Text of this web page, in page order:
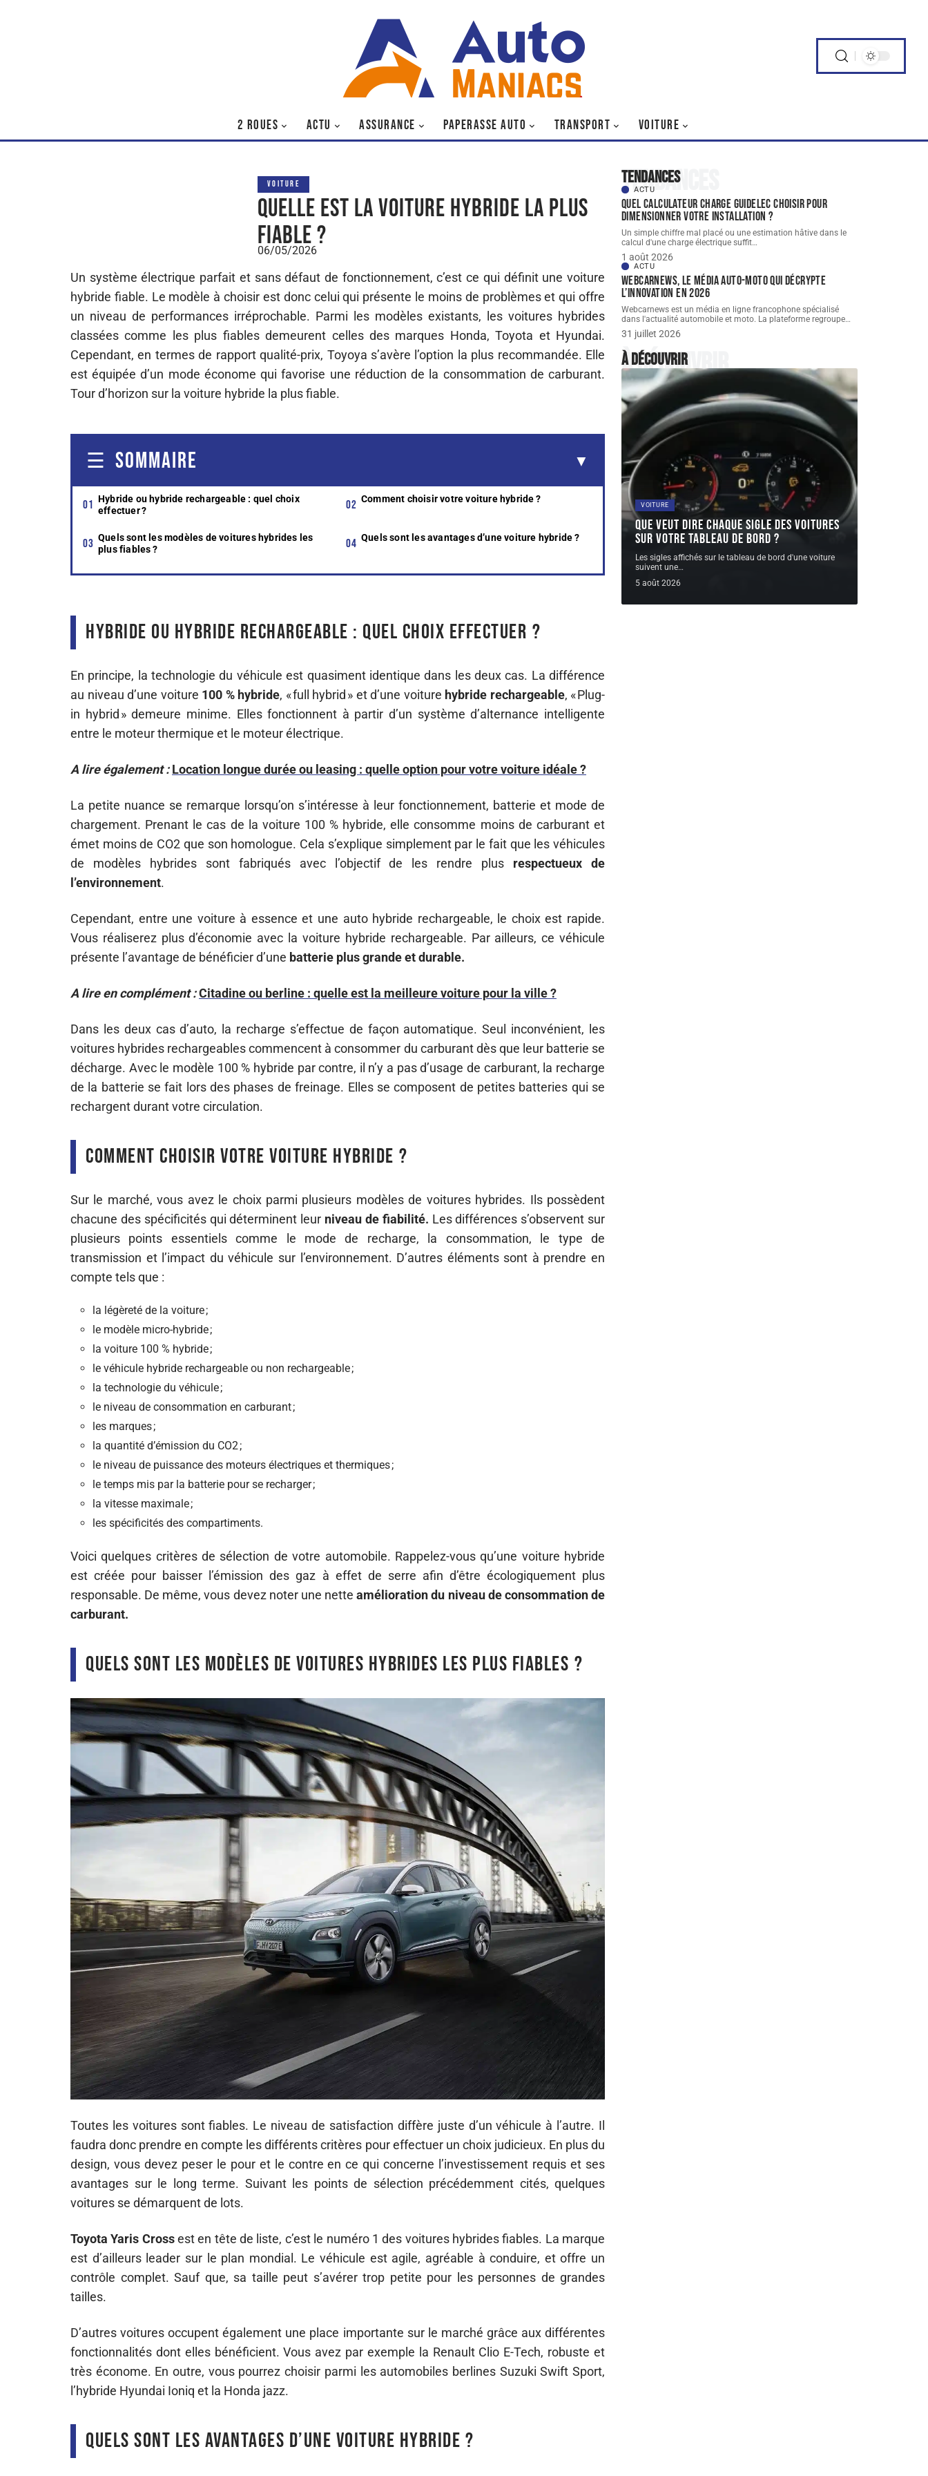
2 ROUES ACTU ASSURANCE PAPERASSE AUTO TRANSPORT VOITURE
VOITURE
Quelle est la voiture hybride la plus
fiable ?
06/05/2026
Un système électrique parfait et sans défaut de fonctionnement, c’est ce qui définit une voiture
hybride fiable. Le modèle à choisir est donc celui qui présente le moins de problèmes et qui offre
un niveau de performances irréprochable. Parmi les modèles existants, les voitures hybrides
classées comme les plus fiables demeurent celles des marques Honda, Toyota et Hyundai.
Cependant, en termes de rapport qualité-prix, Toyoya s’avère l’option la plus recommandée. Elle
est équipée d’un mode économe qui favorise une réduction de la consommation de carburant.
Tour d’horizon sur la voiture hybride la plus fiable.
SOMMAIRE
Hybride ou hybride rechargeable : quel choix
effectuer ?
Comment choisir votre voiture hybride ?
Quels sont les modèles de voitures hybrides les
plus fiables ?
Quels sont les avantages d’une voiture hybride ?
Hybride ou hybride rechargeable : quel choix effectuer ?
En principe, la technologie du véhicule est quasiment identique dans les deux cas. La différence
au niveau d’une voiture 100 % hybride, « full hybrid » et d’une voiture hybride rechargeable, « Plug-
in hybrid » demeure minime. Elles fonctionnent à partir d’un système d’alternance intelligente
entre le moteur thermique et le moteur électrique.
A lire également : Location longue durée ou leasing : quelle option pour votre voiture idéale ?
La petite nuance se remarque lorsqu’on s’intéresse à leur fonctionnement, batterie et mode de
chargement. Prenant le cas de la voiture 100 % hybride, elle consomme moins de carburant et
émet moins de CO2 que son homologue. Cela s’explique simplement par le fait que les véhicules
de modèles hybrides sont fabriqués avec l’objectif de les rendre plus respectueux de
l’environnement.
Cependant, entre une voiture à essence et une auto hybride rechargeable, le choix est rapide.
Vous réaliserez plus d’économie avec la voiture hybride rechargeable. Par ailleurs, ce véhicule
présente l’avantage de bénéficier d’une batterie plus grande et durable.
A lire en complément :Citadine ou berline : quelle est la meilleure voiture pour la ville ?
Dans les deux cas d’auto, la recharge s’effectue de façon automatique. Seul inconvénient, les
voitures hybrides rechargeables commencent à consommer du carburant dès que leur batterie se
décharge. Avec le modèle 100 % hybride par contre, il n’y a pas d’usage de carburant, la recharge
de la batterie se fait lors des phases de freinage. Elles se composent de petites batteries qui se
rechargent durant votre circulation.
Comment choisir votre voiture hybride ?
Sur le marché, vous avez le choix parmi plusieurs modèles de voitures hybrides. Ils possèdent
chacune des spécificités qui déterminent leur niveau de fiabilité. Les différences s’observent sur
plusieurs points essentiels comme le mode de recharge, la consommation, le type de
transmission et l’impact du véhicule sur l’environnement. D’autres éléments sont à prendre en
compte tels que :
la légèreté de la voiture ;
le modèle micro-hybride ;
la voiture 100 % hybride ;
le véhicule hybride rechargeable ou non rechargeable ;
la technologie du véhicule ;
le niveau de consommation en carburant ;
les marques ;
la quantité d’émission du CO2 ;
le niveau de puissance des moteurs électriques et thermiques ;
le temps mis par la batterie pour se recharger ;
la vitesse maximale ;
les spécificités des compartiments.
Voici quelques critères de sélection de votre automobile. Rappelez-vous qu’une voiture hybride
est créée pour baisser l’émission des gaz à effet de serre afin d’être écologiquement plus
responsable. De même, vous devez noter une netteamélioration du niveau de consommation de
carburant.
Quels sont les modèles de voitures hybrides les plus fiables ?
Toutes les voitures sont fiables. Le niveau de satisfaction diffère juste d’un véhicule à l’autre. Il
faudra donc prendre en compte les différents critères pour effectuer un choix judicieux. En plus du
design, vous devez peser le pour et le contre en ce qui concerne l’investissement requis et ses
avantages sur le long terme. Suivant les points de sélection précédemment cités, quelques
voitures se démarquent de lots.
Toyota Yaris Crossest en tête de liste, c’est le numéro 1 des voitures hybrides fiables. La marque
est d’ailleurs leader sur le plan mondial. Le véhicule est agile, agréable à conduire, et offre un
contrôle complet. Sauf que, sa taille peut s’avérer trop petite pour les personnes de grandes
tailles.
D’autres voitures occupent également une place importante sur le marché grâce aux différentes
fonctionnalités dont elles bénéficient. Vous avez par exemple la Renault Clio E-Tech, robuste et
très économe. En outre, vous pourrez choisir parmi les automobiles berlines Suzuki Swift Sport,
l’hybride Hyundai Ioniq et la Honda jazz.
Quels sont les avantages d’une voiture hybride ?
Tendances
Tendances
ACTU
Quel Calculateur charge guidelec choisir pour
dimensionner votre installation ?
Un simple chiffre mal placé ou une estimation hâtive dans le
calcul d'une charge électrique suffit…
1 août 2026
ACTU
Webcarnews, le média auto-moto qui décrypte
l’innovation en 2026
Webcarnews est un média en ligne francophone spécialisé
dans l'actualité automobile et moto. La plateforme regroupe…
31 juillet 2026
À découvrir
À découvrir
VOITURE
Que veut dire chaque sigle des voitures
sur votre tableau de bord ?
Les sigles affichés sur le tableau de bord d'une voiture
suivent une…
5 août 2026